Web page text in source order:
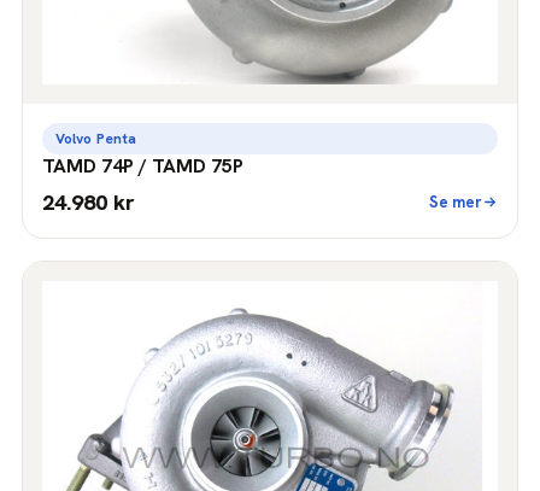
Volvo Penta
TAMD 74P / TAMD 75P
24.980 kr Se mer